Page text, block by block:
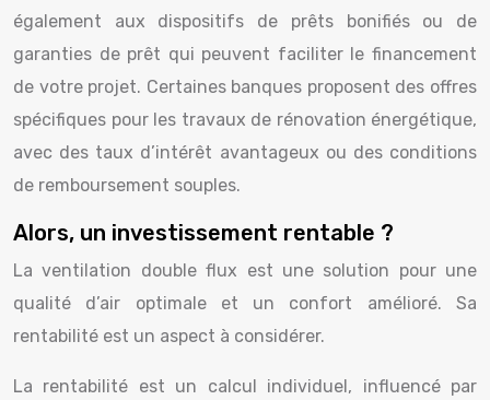
également aux dispositifs de prêts bonifiés ou de
garanties de prêt qui peuvent faciliter le financement
de votre projet. Certaines banques proposent des offres
spécifiques pour les travaux de rénovation énergétique,
avec des taux d’intérêt avantageux ou des conditions
de remboursement souples.
Alors, un investissement rentable ?
La ventilation double flux est une solution pour une
qualité d’air optimale et un confort amélioré. Sa
rentabilité est un aspect à considérer.
La rentabilité est un calcul individuel, influencé par